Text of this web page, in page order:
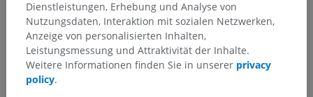
Dienstleistungen, Erhebung und Analyse von
Nutzungsdaten, Interaktion mit sozialen Netzwerken,
Anzeige von personalisierten Inhalten,
Leistungsmessung und Attraktivität der Inhalte.
Weitere Informationen finden Sie in unserer privacy
policy.